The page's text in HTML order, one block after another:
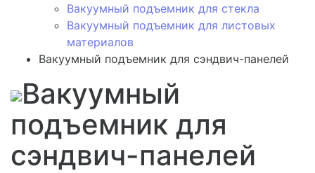
Вакуумный подъемник для стекла
Вакуумный подъемник для листовых
материалов
Вакуумный подъемник для сэндвич-панелей
Вакуумный
подъемник для
сэндвич-панелей